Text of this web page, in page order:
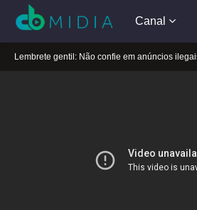
Canal
A tocar：Yeloli – 2 ª temporada (Dublado)-02
Lembrete gentil: Se a reprodução estiver